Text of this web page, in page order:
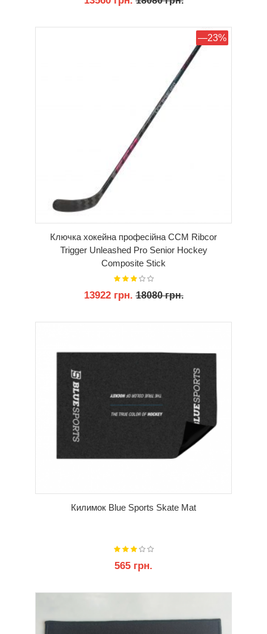
—23%
Ключка хокейна професійна CCM Ribcor
Trigger Unleashed Pro Senior Hockey
Composite Stick
13922 грн.18080 грн.
Килимок Blue Sports Skate Mat
565 грн.